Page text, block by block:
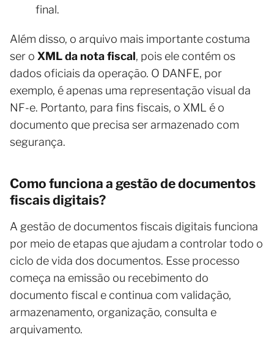
final.
Além disso, o arquivo mais importante costuma
ser o XML da nota fiscal, pois ele contém os
dados oficiais da operação. O DANFE, por
exemplo, é apenas uma representação visual da
NF-e. Portanto, para fins fiscais, o XML é o
documento que precisa ser armazenado com
segurança.
Como funciona a gestão de documentos
fiscais digitais?
A gestão de documentos fiscais digitais funciona
por meio de etapas que ajudam a controlar todo o
ciclo de vida dos documentos. Esse processo
começa na emissão ou recebimento do
documento fiscal e continua com validação,
armazenamento, organização, consulta e
arquivamento.